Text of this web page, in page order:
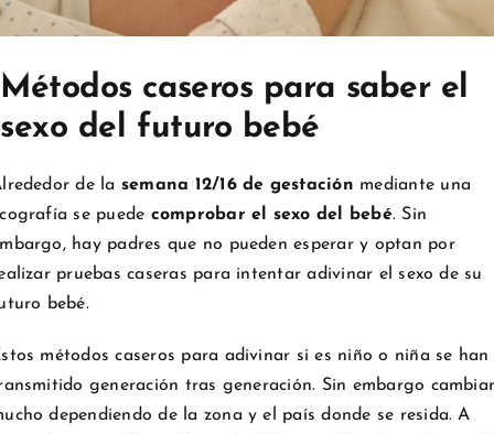
Métodos caseros para saber el
sexo del futuro bebé
de la semana 12/16 de gestación mediante una
se puede comprobar el sexo del bebé. Sin
hay padres que no pueden esperar y optan por
pruebas caseras para intentar adivinar el sexo de su
bebé.
métodos caseros para adivinar si es niño o niña se han
generación tras generación. Sin embargo
dependiendo de la zona y el país donde se resida. A